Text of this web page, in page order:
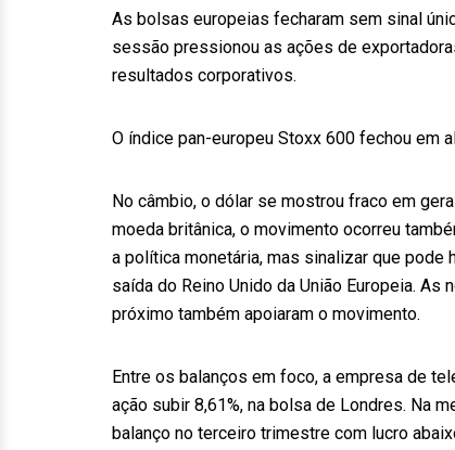
As bolsas europeias fecharam sem sinal
sessão pressionou as ações de
resultados corporativos.
O índice pan-europeu Stoxx 600 fechou em
No câmbio, o dólar se mostrou fraco em
moeda britânica, o movimento ocorreu
a política monetária, mas sinalizar que pode
saída do Reino Unido da União Europeia.
próximo também apoiaram o movimento.
Entre os balanços em foco, a empresa de
ação subir 8,61%, na bolsa de Londres. Na
balanço no terceiro trimestre com lucro